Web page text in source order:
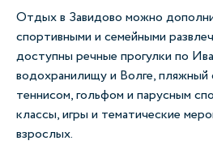
Отдых в Завидово можно
спортивными и семейными
доступны речные прогулки по
водохранилищу и Волге, пляжный
теннисом, гольфом и парусным
классы, игры и тематические
взрослых.